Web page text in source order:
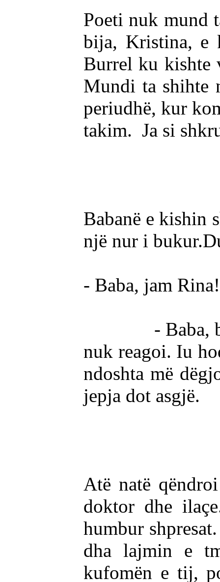
Poeti nuk mund
bija, Kristina, e
Burrel ku kishte
Mundi ta shihte
periudhë, kur
takim. Ja si
Babanë e kishin
një nur i
- Baba, jam
- Baba, baba!
nuk reagoi. Iu
ndoshta më
jepja dot asgjë.
Atë natë
doktor dhe
humbur
dha lajmin e
kufomën e tij,